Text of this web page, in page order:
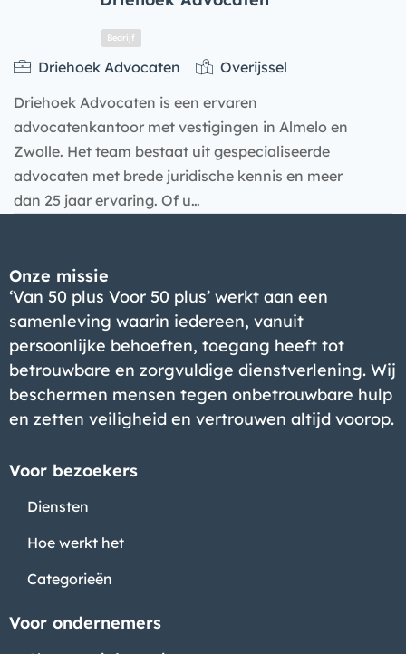
Bedrijf
Driehoek Advocaten
Overijssel
Driehoek Advocaten is een ervaren
advocatenkantoor met vestigingen in Almelo en
Zwolle. Het team bestaat uit gespecialiseerde
advocaten met brede juridische kennis en meer
dan 25 jaar ervaring. Of u…
Onze missie
‘Van 50 plus Voor 50 plus’ werkt aan een
samenleving waarin iedereen, vanuit
persoonlijke behoeften, toegang heeft tot
betrouwbare en zorgvuldige dienstverlening. Wij
beschermen mensen tegen onbetrouwbare hulp
en zetten veiligheid en vertrouwen altijd voorop.
Voor bezoekers
Diensten
Hoe werkt het
Categorieën
Voor ondernemers